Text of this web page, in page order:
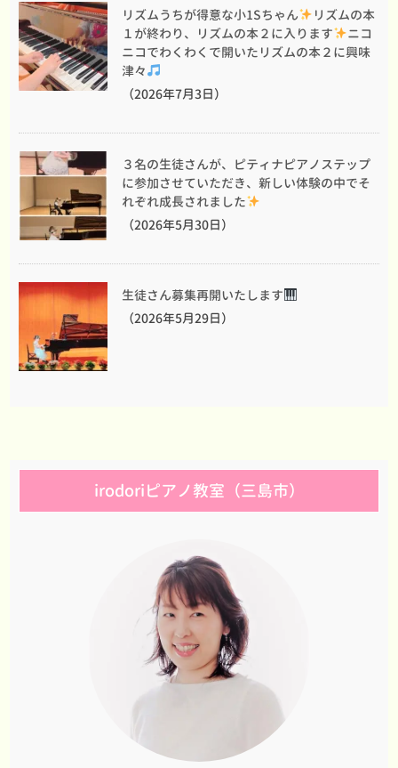
リズムうちが得意な小1Sちゃん
リズムの本
１が終わり、リズムの本２に入ります
ニコ
ニコでわくわくで開いたリズムの本２に興味
津々
（2026年7月3日）
３名の生徒さんが、ピティナピアノステップ
に参加させていただき、新しい体験の中でそ
れぞれ成長されました
（2026年5月30日）
生徒さん募集再開いたします
（2026年5月29日）
irodoriピアノ教室（三島市）